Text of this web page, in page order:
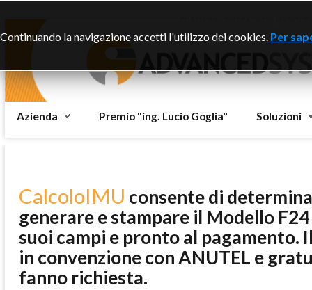
Azienda Premio "ing. Lucio Goglia" Soluzioni
CalcoloIMU consente di
generare e stampare il Modello
suoi campi e pronto al pagamento.
in convenzione con ANUTEL e
fanno richiesta.
Continuando la navigazione accetti l'utilizzo dei cookies. Per